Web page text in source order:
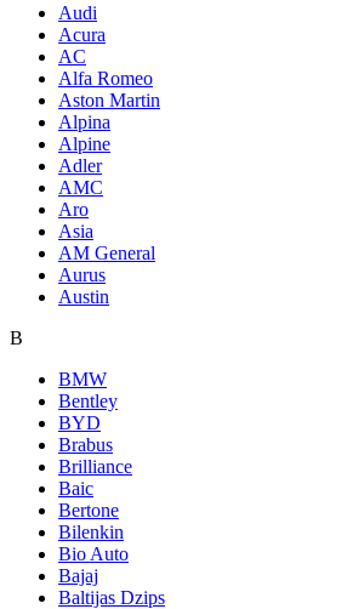
Audi
Acura
AC
Alfa Romeo
Aston Martin
Alpina
Alpine
Adler
AMC
Aro
Asia
AM General
Aurus
Austin
B
BMW
Bentley
BYD
Brabus
Brilliance
Baic
Bertone
Bilenkin
Bio Auto
Bajaj
Baltijas Dzips